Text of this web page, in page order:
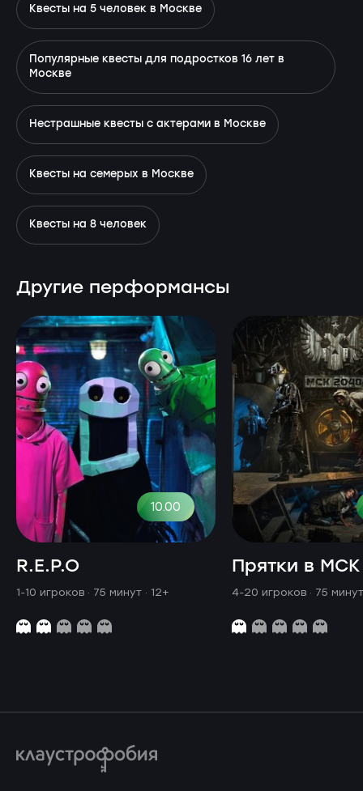
Квесты на 5 человек в Москве
Популярные квесты для подростков 16 лет в
Москве
Нестрашные квесты с актерами в Москве
Квесты на семерых в Москве
Квесты на 8 человек
Другие перформансы
10.00
R.E.P.O
1-10 игроков · 75 минут · 12+
Прятки в
4-20 игроков · 75